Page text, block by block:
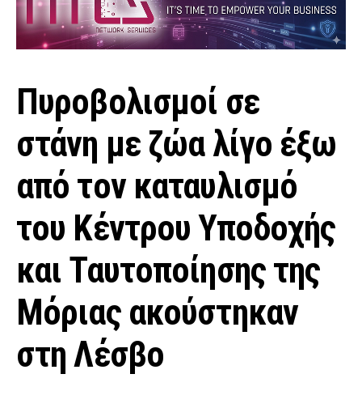
Πυροβολισμοί σε
στάνη με ζώα λίγο έξω
από τον καταυλισμό
του Κέντρου Υποδοχής
και Ταυτοποίησης της
Μόριας ακούστηκαν
στη Λέσβο